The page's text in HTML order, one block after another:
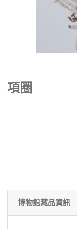
項圈
博物館藏品資訊